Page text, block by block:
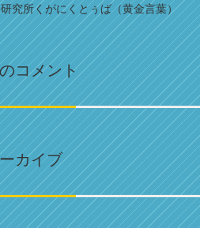
究所くがにくとぅば（黄金言葉）
コメント
カイブ